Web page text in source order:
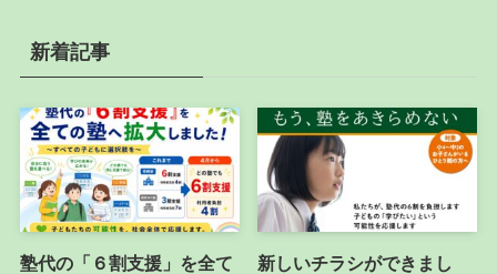
新着記事
塾代の「６割支援」を全て
新しいチラシができまし